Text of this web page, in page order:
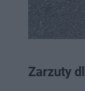
Zarzuty